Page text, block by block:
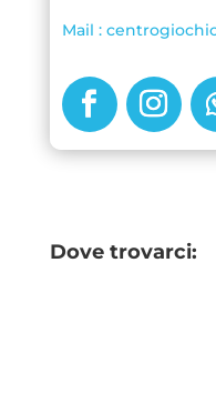
Mail :
Dove trovarci: